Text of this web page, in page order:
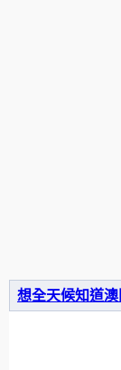
想全天候知道